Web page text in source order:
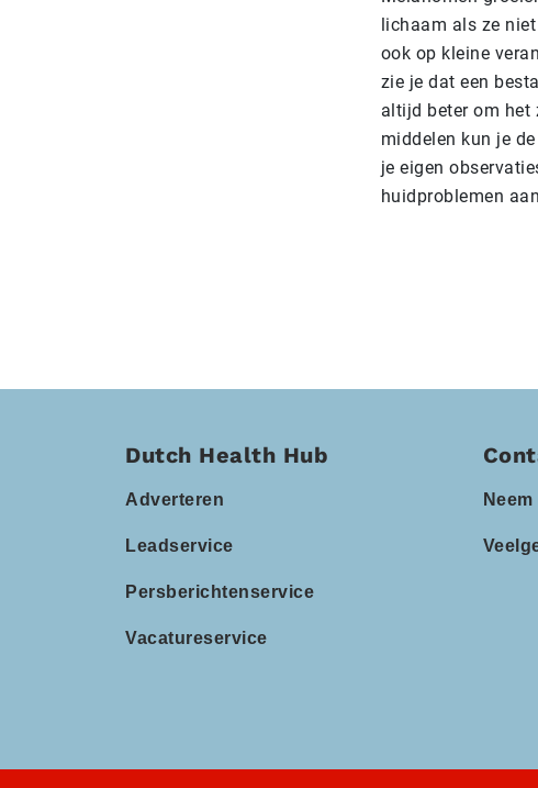
lichaam als ze
ook op kleine
zie je dat een
altijd beter om het
middelen kun je
je eigen
huidproblemen
Dutch Health Hub
Adverteren
Leadservice
Persberichtenservice
Vacatureservice